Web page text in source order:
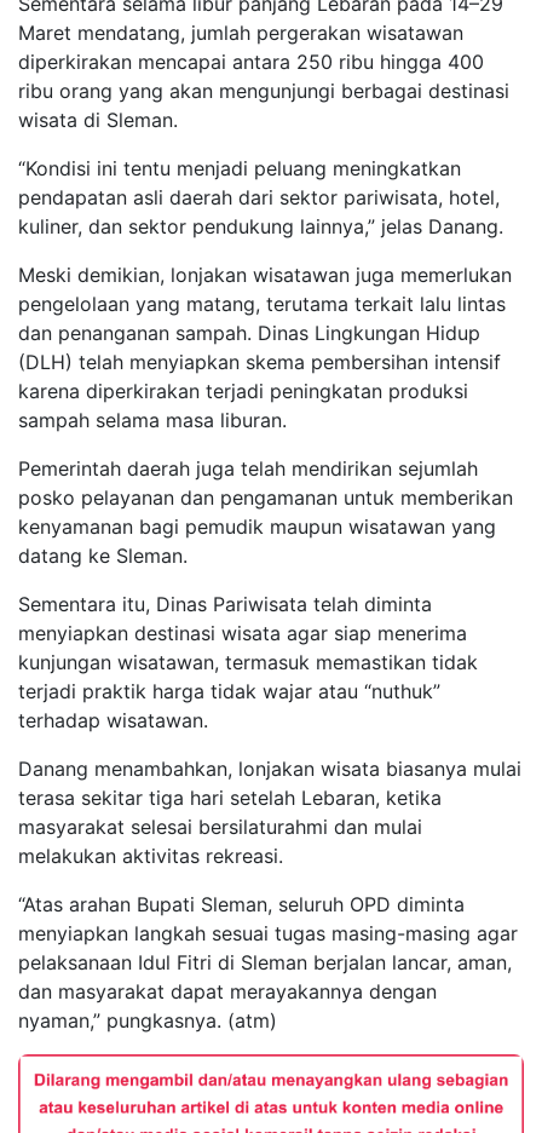
Maret mendatang, jumlah pergerakan wisatawan
diperkirakan mencapai antara 250 ribu hingga 400
ribu orang yang akan mengunjungi berbagai destinasi
wisata di Sleman.
“Kondisi ini tentu menjadi peluang meningkatkan
pendapatan asli daerah dari sektor pariwisata, hotel,
kuliner, dan sektor pendukung lainnya,” jelas Danang.
Meski demikian, lonjakan wisatawan juga memerlukan
pengelolaan yang matang, terutama terkait lalu lintas
dan penanganan sampah. Dinas Lingkungan Hidup
(DLH) telah menyiapkan skema pembersihan intensif
karena diperkirakan terjadi peningkatan produksi
sampah selama masa liburan.
Pemerintah daerah juga telah mendirikan sejumlah
posko pelayanan dan pengamanan untuk memberikan
kenyamanan bagi pemudik maupun wisatawan yang
datang ke Sleman.
Sementara itu, Dinas Pariwisata telah diminta
menyiapkan destinasi wisata agar siap menerima
kunjungan wisatawan, termasuk memastikan tidak
terjadi praktik harga tidak wajar atau “nuthuk”
terhadap wisatawan.
Danang menambahkan, lonjakan wisata biasanya mulai
terasa sekitar tiga hari setelah Lebaran, ketika
masyarakat selesai bersilaturahmi dan mulai
melakukan aktivitas rekreasi.
“Atas arahan Bupati Sleman, seluruh OPD diminta
menyiapkan langkah sesuai tugas masing-masing agar
pelaksanaan Idul Fitri di Sleman berjalan lancar, aman,
dan masyarakat dapat merayakannya dengan
nyaman,” pungkasnya. (atm)